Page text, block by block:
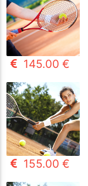
145.00 €
155.00 €